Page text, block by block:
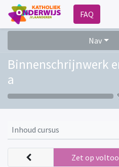
FAQ
Nav
Binnenschrijnwerk
a
Inhoud cursus
Zet op